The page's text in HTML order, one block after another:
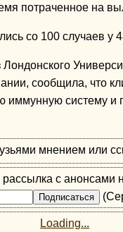
потраченное на
со 100 случаев у
сообщила, что
иммунную систему и
мнением или
рассылка с анонсами
Loading...